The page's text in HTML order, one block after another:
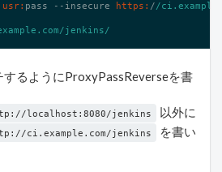
usr: pass --insecure https: //
jenkins/
るようにProxyPassReverseを書
localhost:8080/jenkins 以外に
ci.example.com/jenkins
を書い